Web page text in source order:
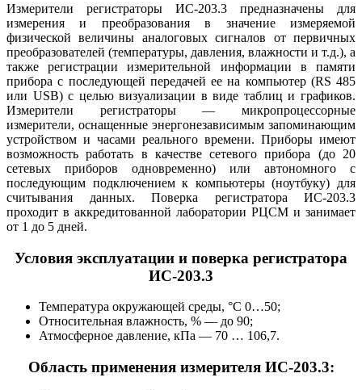
Измерители регистраторы ИС-203.3 предназначены для
измерения и преобразования в значение измеряемой
физической величины аналоговых сигналов от первичных
преобразователей (температуры, давления, влажности и т.д.), а
также регистрации измерительной информации в памяти
прибора с последующей передачей ее на компьютер (RS 485
или USB) с целью визуализации в виде таблиц и графиков.
Измерители регистраторы — микропроцессорные
измерители, оснащенные энергонезависимым запоминающим
устройством и часами реального времени. Приборы имеют
возможность работать в качестве сетевого прибора (до 20
сетевых приборов одновременно) или автономного с
последующим подключением к компьютеры (ноутбуку) для
считывания данных. Поверка регистратора ИС-203.3
проходит в аккредитованной лаборатории РЦСМ и занимает
от 1 до 5 дней.
Условия эксплуатации и поверка регистратора
ИС-203.3
Температура окружающей среды, °С 0…50;
Относительная влажность, % — до 90;
Атмосферное давление, кПа — 70 … 106,7.
Область применения измерителя ИС-203.3: